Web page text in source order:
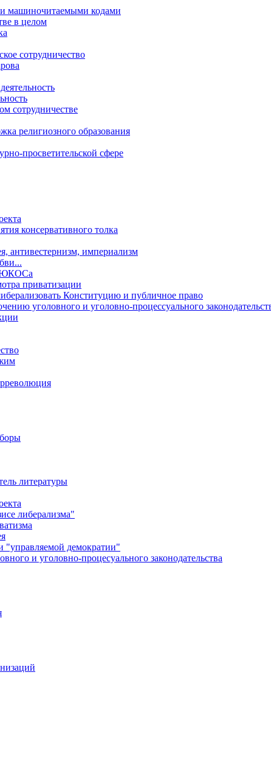
машиночитаемыми кодами
в целом
сотрудничество
сотрудничестве
религиозного образования
просветительской сфере
консервативного толка
антивестернизм, империализм
ЮКОСа
приватизации
Конституцию и публичное право
уголовного и уголовно-процессуального
литературы
либерализма"
"управляемой демократии"
и уголовно-процесуального законодательства